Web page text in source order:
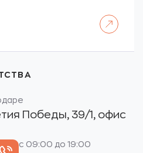
Победы, 39/1, офис
с 09:00 до 19:00